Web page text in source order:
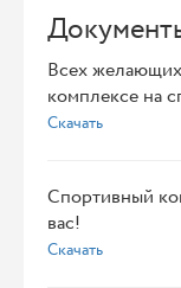
Всех
комплексе на
Скачать
Спортивный
вас!
Скачать